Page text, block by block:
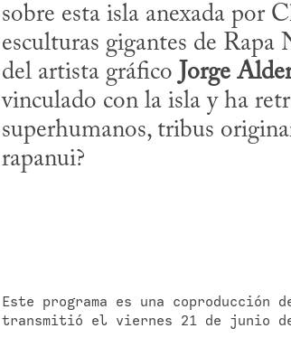
sobre esta isla anexada por
esculturas gigantes de
del artista gráfico Jorge
vinculado con la isla y ha
superhumanos, tribus
rapanui?
Este programa es una coproducción
transmitió el viernes 21 de junio